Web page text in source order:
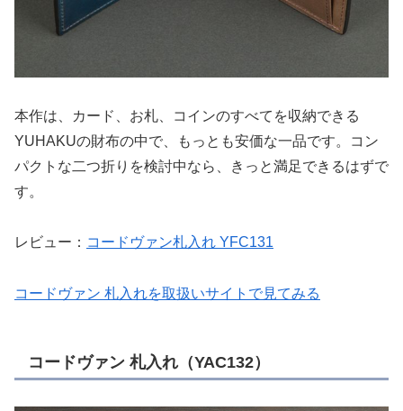
本作は、カード、お札、コインのすべてを収納できる
YUHAKUの財布の中で、もっとも安価な一品です。コン
パクトな二つ折りを検討中なら、きっと満足できるはずで
す。
レビュー： コードヴァン札入れ YFC131
コードヴァン 札入れを取扱いサイトで見てみる
コードヴァン 札入れ（YAC132）